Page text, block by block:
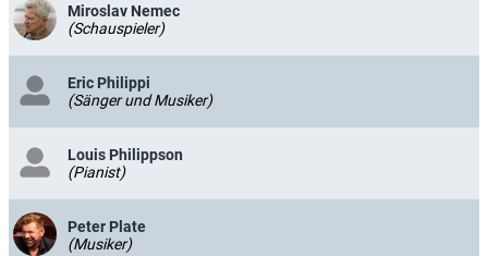
Miroslav Nemec
(Schauspieler)
Eric Philippi
(Sänger und Musiker)
Louis Philippson
(Pianist)
Peter Plate
(Musiker)